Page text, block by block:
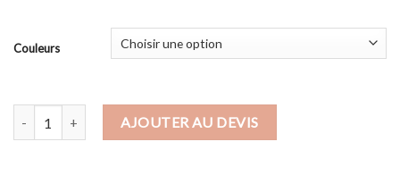
Couleurs
quantité de PACK BRONZEAJOUTER AU DEVIS